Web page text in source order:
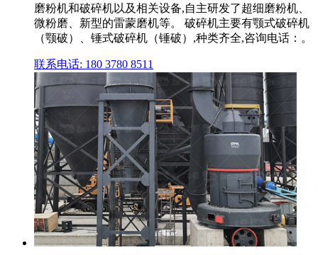
磨粉机和破碎机以及相关设备,自主研发了超细磨粉机、
微粉磨、新型的雷蒙磨机等。 破碎机主要有颚式破碎机
（颚破）、锤式破碎机（锤破）,种类齐全,咨询电话：。
联系电话: 180 3780 8511